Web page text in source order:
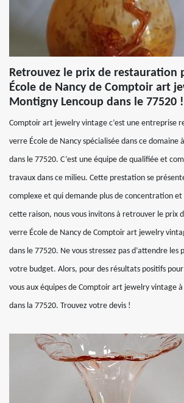
Retrouvez le prix de restauration
École de Nancy de Comptoir art
Montigny Lencoup dans le 77520 !
Comptoir art jewelry vintage c’est une entreprise
verre École de Nancy spécialisée dans ce domaine
dans le 77520. C’est une équipe de qualifiée et
travaux dans ce milieu. Cette prestation se
complexe et qui demande plus de concentration
cette raison, nous vous invitons à retrouver le prix
verre École de Nancy de Comptoir art jewelry
dans le 77520. Ne vous stressez pas d’attendre les
votre budget. Alors, pour des résultats positifs
vous aux équipes de Comptoir art jewelry vintage
dans la 77520. Trouvez votre devis !